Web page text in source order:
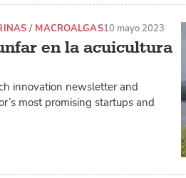
en la acuicultura
/ MACROALGAS10 mayo 2023
innovation newsletter and
most promising startups and